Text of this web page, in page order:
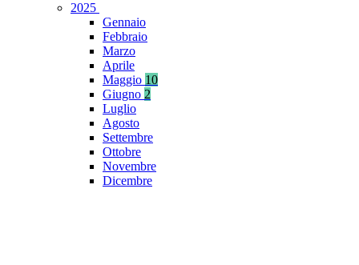
2025
Gennaio
Febbraio
Marzo
Aprile
Maggio 10
Giugno 2
Luglio
Agosto
Settembre
Ottobre
Novembre
Dicembre